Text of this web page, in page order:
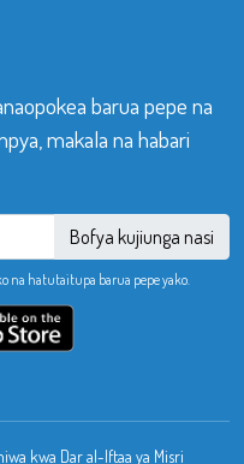
barua pepe na
makala na habari
Bofya kujiunga nasi
na hatutaitupa barua pepe yako.
kwa Dar al-Iftaa ya Misri